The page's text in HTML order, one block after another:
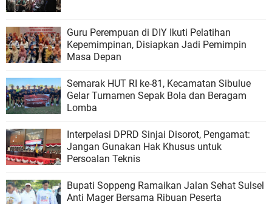
Guru Perempuan di DIY Ikuti Pelatihan
Kepemimpinan, Disiapkan Jadi Pemimpin
Masa Depan
Semarak HUT RI ke-81, Kecamatan Sibulue
Gelar Turnamen Sepak Bola dan Beragam
Lomba
Interpelasi DPRD Sinjai Disorot, Pengamat:
Jangan Gunakan Hak Khusus untuk
Persoalan Teknis
Bupati Soppeng Ramaikan Jalan Sehat Sulsel
Anti Mager Bersama Ribuan Peserta